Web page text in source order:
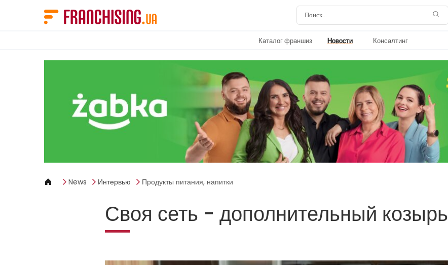
Каталог франшиз Новости Консалтинг
News Интервью Продукты питания, напитки
Своя сеть - дополнительный козырь